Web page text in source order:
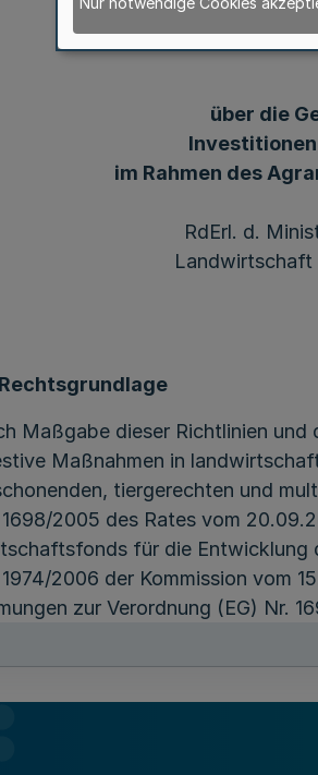
über die
im Rahmen des
RdErl. d.
Landwirtschaft
Maßgabe dieser Richtlinien
Maßnahmen in
tiergerechten und
2005 des Rates vom
für die Entwicklung
2006 der Kommission vom
zur Verordnung (EG) Nr.
2006 der Kommission vom